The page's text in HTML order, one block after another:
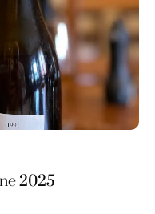
2025